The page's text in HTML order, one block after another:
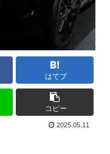
はてブ
コピー
2025.05.11